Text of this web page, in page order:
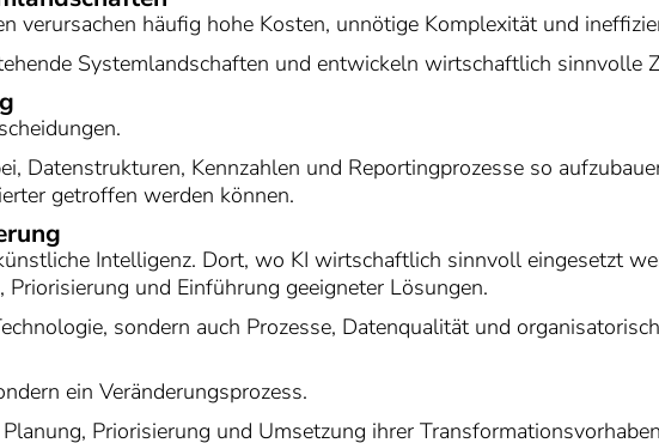
verursachen häufig hohe Kosten, unnötige Komplexität und
Systemlandschaften und entwickeln wirtschaftlich sinnvolle
Datenstrukturen, Kennzahlen und Reportingprozesse so
getroffen werden können.
Intelligenz. Dort, wo KI wirtschaftlich sinnvoll eingesetzt
und Einführung geeigneter Lösungen.
sondern auch Prozesse, Datenqualität und
ein Veränderungsprozess.
Priorisierung und Umsetzung ihrer